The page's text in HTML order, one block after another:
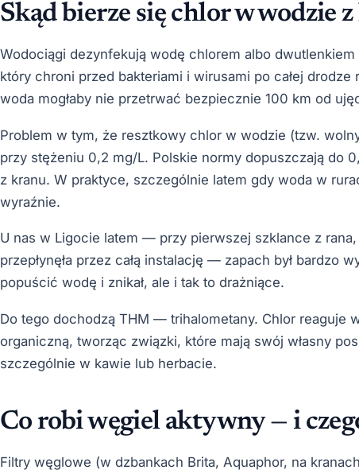
Skąd bierze się chlor w wodzie
Wodociągi dezynfekują wodę chlorem albo
który chroni przed bakteriami i wirusami po całej
woda mogłaby nie przetrwać bezpiecznie 100 km od
Problem w tym, że resztkowy chlor w wodzie (tzw.
przy stężeniu 0,2 mg/L. Polskie normy dopuszczają do
z kranu. W praktyce, szczególnie latem gdy woda w
wyraźnie.
U nas w Ligocie latem — przy pierwszej szklance z
przepłynęła przez całą instalację — zapach był bardzo
popuścić wodę i znikał, ale i tak to drażniące.
Do tego dochodzą THM — trihalometany. Chlor reaguje
organiczną, tworząc związki, które mają swój własny
szczególnie w kawie lub herbacie.
Co robi węgiel aktywny — i
Filtry węglowe (w dzbankach Brita, Aquaphor, na